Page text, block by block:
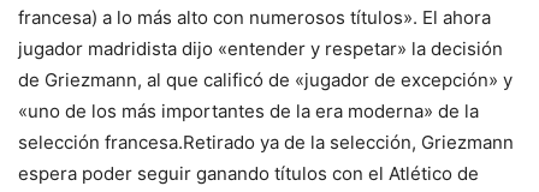
francesa) a lo más alto con numerosos títulos». El ahora
jugador madridista dijo «entender y respetar» la decisión
de Griezmann, al que calificó de «jugador de excepción» y
«uno de los más importantes de la era moderna» de la
selección francesa.Retirado ya de la selección, Griezmann
espera poder seguir ganando títulos con el Atlético de